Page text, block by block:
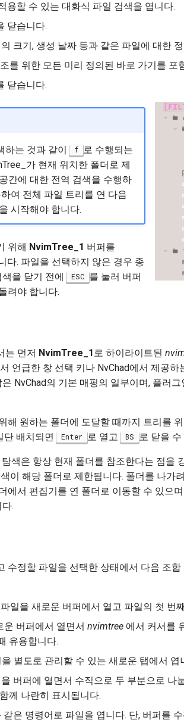
용할 수 있는 대화식 파일 검색을 엽니다.
닫습니다.
크기, 생성 날짜 등과 같은 파일에 대한
를 위한 모든 미리 정의된 바로 가기를 포
닫습니다.
하는 것과 같이 f 로 수행되는
가 현재 위치한 폴더로 제
간에 대한 전역 검색을 수행하
여 전체 파일 트리를 연 다음
시작해야 합니다.
위해 NvimTree_1 버퍼를
다. 파일을 선택하지 않은 경우 종
을 닫기 전에 ESC 를 눌러 버퍼
려야 합니다.
는 먼저 NvimTree_1로 하이라이트된
언급한 창 선택 키나 NvChad에서 제공하
NvChad의 기본 매핑의 일부이며, 플러그
해 원하는 폴더에 도달할 때까지 트리를
단 배치되면 Enter 로 열고 BS 로 닫을 수
색은 항상 현재 폴더를 참조한다는 점을
이 해당 폴더로 제한됩니다. 폴더를 나가
에서 편집기를 연 폴더로 이동할 수 있으
.
수정할 파일을 선택한 상태에서 다음 조
일을 새로운 버퍼에서 열고 파일의 첫 번
버퍼에서 열면서 nvimtree 에서 커서를
유용합니다.
별도로 관리할 수 있는 새로운 탭에서 엽
버퍼에 열면서 수직으로 두 부분으로 나
께 나란히 표시됩니다.
은 명령어로 파일을 엽니다. 단, 버퍼를